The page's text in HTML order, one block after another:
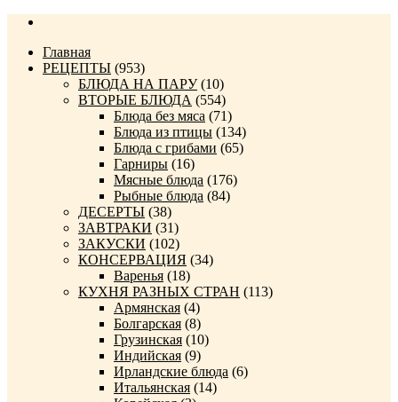
Главная
РЕЦЕПТЫ (953)
БЛЮДА НА ПАРУ(10)
ВТОРЫЕ БЛЮДА (554)
Блюда без мяса (71)
Блюда из птицы (134)
Блюда с грибами (65)
Гарниры (16)
Мясные блюда (176)
Рыбные блюда (84)
ДЕСЕРТЫ (38)
ЗАВТРАКИ (31)
ЗАКУСКИ (102)
КОНСЕРВАЦИЯ (34)
Варенья (18)
КУХНЯ РАЗНЫХ СТРАН (113)
Армянская (4)
Болгарская (8)
Грузинская (10)
Индийская (9)
Ирландские блюда (6)
Итальянская (14)